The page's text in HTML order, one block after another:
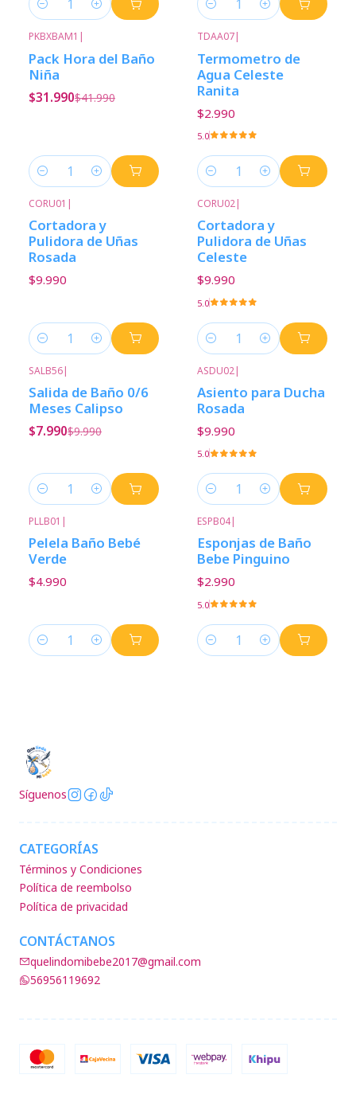
Cantidad Cantidad
PKBXBAM1 |
Pack Hora del Baño
Niña
$31.990$41.990
Cantidad
TDAA07|
Termometro de
Agua Celeste
Ranita
$2.990
5.0
Cantidad
CORU01 |
Cortadora y
Pulidora de Uñas
Rosada
$9.990
Cantidad
CORU02|
Cortadora y
Pulidora de Uñas
Celeste
$9.990
5.0
Cantidad
SALB56|
Salida de Baño 0/6
Meses Calipso
$7.990$9.990
Cantidad
ASDU02|
Asiento para Ducha
Rosada
$9.990
5.0
Cantidad
PLLB01 |
Pelela Baño Bebé
Verde
$4.990
Cantidad
ESPB04|
Esponjas de Baño
Bebe Pinguino
$2.990
5.0
Cantidad
Síguenos
CATEGORÍAS
Términos y Condiciones
Política de reembolso
Política de privacidad
CONTÁCTANOS
quelindomibebe2017@gmail.com
56956119692